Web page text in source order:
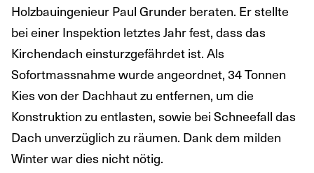
Holzbauingenieur Paul Grunder beraten. Er stellte
bei einer Inspektion letztes Jahr fest, dass das
Kirchendach einsturzgefährdet ist. Als
Sofortmassnahme wurde angeordnet, 34 Tonnen
Kies von der Dachhaut zu entfernen, um die
Konstruktion zu entlasten, sowie bei Schneefall das
Dach unverzüglich zu räumen. Dank dem milden
Winter war dies nicht nötig.